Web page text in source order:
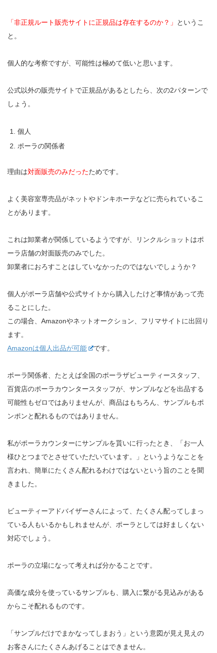
「非正規ルート販売サイトに正規品は存在するのか？」
というこ
と。
個人的な考察ですが、可能性は極めて低いと思います。
公式以外の販売サイトで正規品があるとしたら、次の2パターンで
しょう。
個人
ポーラの関係者
理由は対面販売のみだったためです。
よく美容室専売品がネットやドンキホーテなどに売られているこ
とがあります。
これは卸業者が関係しているようですが、リンクルショットはポ
ーラ店舗の対面販売のみでした。
卸業者におろすことはしていなかったのではないでしょうか？
個人がポーラ店舗や公式サイトから購入したけど事情があって売
ることにした。
この場合、Amazonやネットオークション、フリマサイトに出回り
ます。
Amazonは個人出品が可能
です。
ポーラ関係者、たとえば全国のポーラザビューティースタッフ、
百貨店のポーラカウンタースタッフが、サンプルなどを出品する
可能性もゼロではありませんが、商品はもちろん、サンプルもポ
ンポンと配れるものではありません。
私がポーラカウンターにサンプルを貰いに行ったとき、「お一人
様ひとつまでとさせていただいています。」というようなことを
言われ、簡単にたくさん配れるわけではないという旨のことを聞
きました。
ビューティーアドバイザーさんによって、たくさん配ってしまっ
ている人もいるかもしれませんが、ポーラとしては好ましくない
対応でしょう。
ポーラの立場になって考えれば分かることです。
高価な成分を使っているサンプルも、購入に繋がる見込みがある
からこそ配れるものです。
「サンプルだけでまかなってしまおう」という意図が見え見えの
お客さんにたくさんあげることはできません。